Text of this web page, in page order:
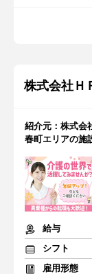
株式会社
紹介元：株式会
春町エリアの施
給与
シフト
雇用形態